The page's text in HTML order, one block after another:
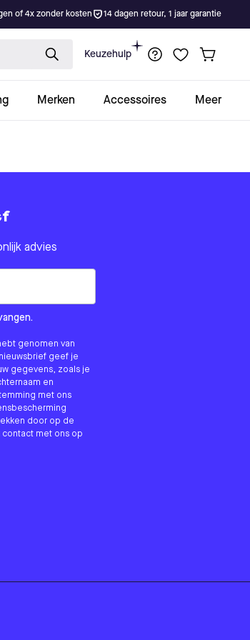
of 4x zonder kosten 14 dagen retour, 1 jaar garantie
Keuzehulp
Merken Accessoires Meer
advies
genomen van
geef je
gegevens, zoals je
en
met ons
door op de
met ons op